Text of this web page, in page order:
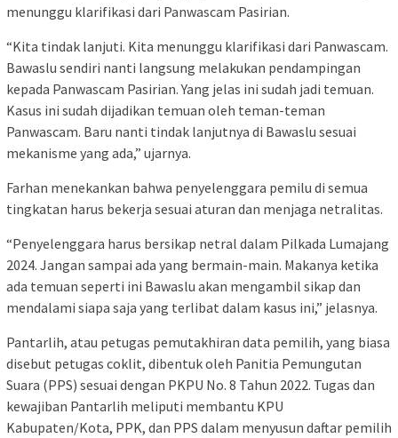
menunggu klarifikasi dari Panwascam Pasirian.
“Kita tindak lanjuti. Kita menunggu klarifikasi dari Panwascam.
Bawaslu sendiri nanti langsung melakukan pendampingan
kepada Panwascam Pasirian. Yang jelas ini sudah jadi temuan.
Kasus ini sudah dijadikan temuan oleh teman-teman
Panwascam. Baru nanti tindak lanjutnya di Bawaslu sesuai
mekanisme yang ada,” ujarnya.
Farhan menekankan bahwa penyelenggara pemilu di semua
tingkatan harus bekerja sesuai aturan dan menjaga netralitas.
“Penyelenggara harus bersikap netral dalam Pilkada Lumajang
2024. Jangan sampai ada yang bermain-main. Makanya ketika
ada temuan seperti ini Bawaslu akan mengambil sikap dan
mendalami siapa saja yang terlibat dalam kasus ini,” jelasnya.
Pantarlih, atau petugas pemutakhiran data pemilih, yang biasa
disebut petugas coklit, dibentuk oleh Panitia Pemungutan
Suara (PPS) sesuai dengan PKPU No. 8 Tahun 2022. Tugas dan
kewajiban Pantarlih meliputi membantu KPU
Kabupaten/Kota, PPK, dan PPS dalam menyusun daftar pemilih